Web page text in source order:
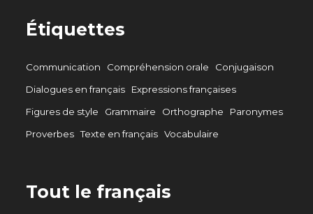
Étiquettes
Communication Compréhension orale
Conjugaison
Dialogues en français
Expressions françaises
Figures de style
Grammaire Orthographe
Paronymes
Proverbes Texte en français Vocabulaire
Tout le français